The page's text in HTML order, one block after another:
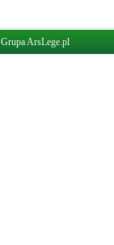
Grupa ArsLege.pl